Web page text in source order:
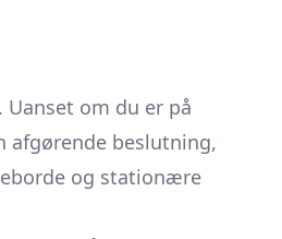
om du er på
beslutning,
og stationære